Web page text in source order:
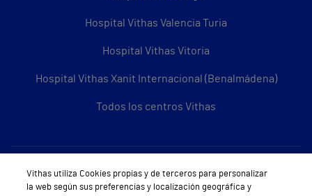
Hospital Vithas Valencia Turia
Hospital Vithas Vitoria
Hospital Vithas Xanit Internacional (Benalmádena)
Todos los centros Vithas
Sobre Vithas
Vithas utiliza Cookies propias y de terceros para personalizar
la web según sus preferencias y localización geográfica y